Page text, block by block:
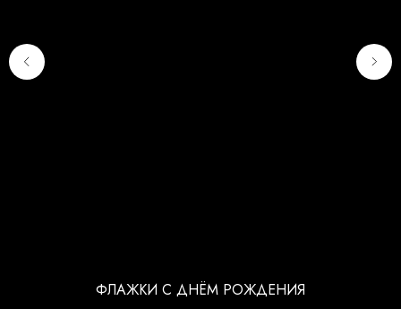
ФЛАЖКИ С ДНЁМ РОЖДЕНИЯ